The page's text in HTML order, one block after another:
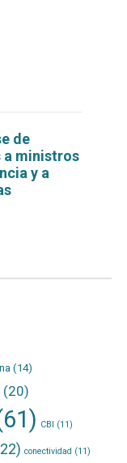
de
a ministros
y a
(14)
(20)
CBI (11)
conectividad (11)